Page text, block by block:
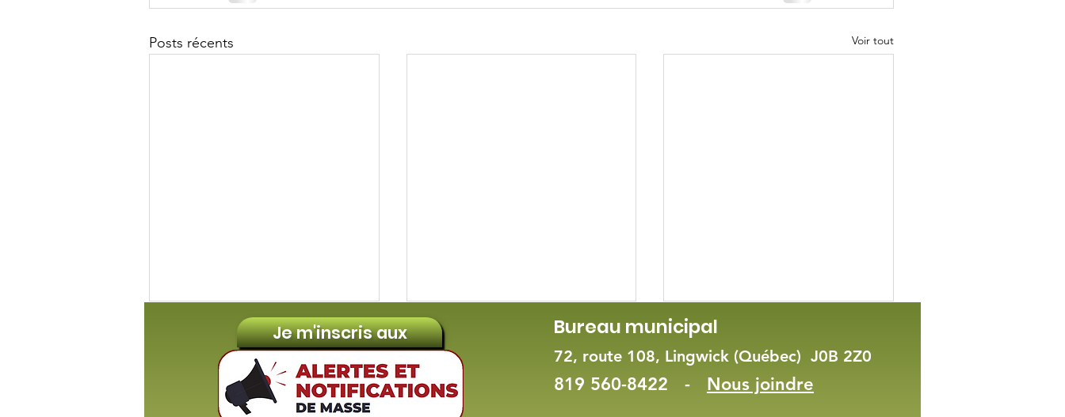
Posts récents Voir tout
Je m'inscris aux Bureau municipal
72, route 108, Lingwick (Québec) J0B 2Z0
819 560-8422 - Nous joindre